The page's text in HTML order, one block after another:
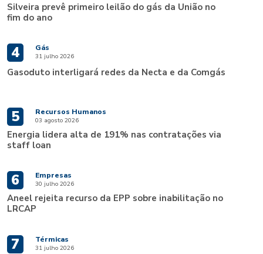
Silveira prevê primeiro leilão do gás da União no
fim do ano
4 Gás
31 julho 2026
Gasoduto interligará redes da Necta e da Comgás
5 Recursos Humanos
03 agosto 2026
Energia lidera alta de 191% nas contratações via
staff loan
6 Empresas
30 julho 2026
Aneel rejeita recurso da EPP sobre inabilitação no
LRCAP
7 Térmicas
31 julho 2026